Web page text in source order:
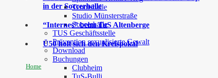
Tennishalle
Studio Münsterstraße
Soccerhalle
TUS Geschäftsstelle
Prävention sexualisierte Gewalt
Download
Buchungen
Clubheim
TuS-Bulli
in der Soccerhalle
“Internes” beim TuS Altenberge
Ü50 holt sich den Kreispokal
Home